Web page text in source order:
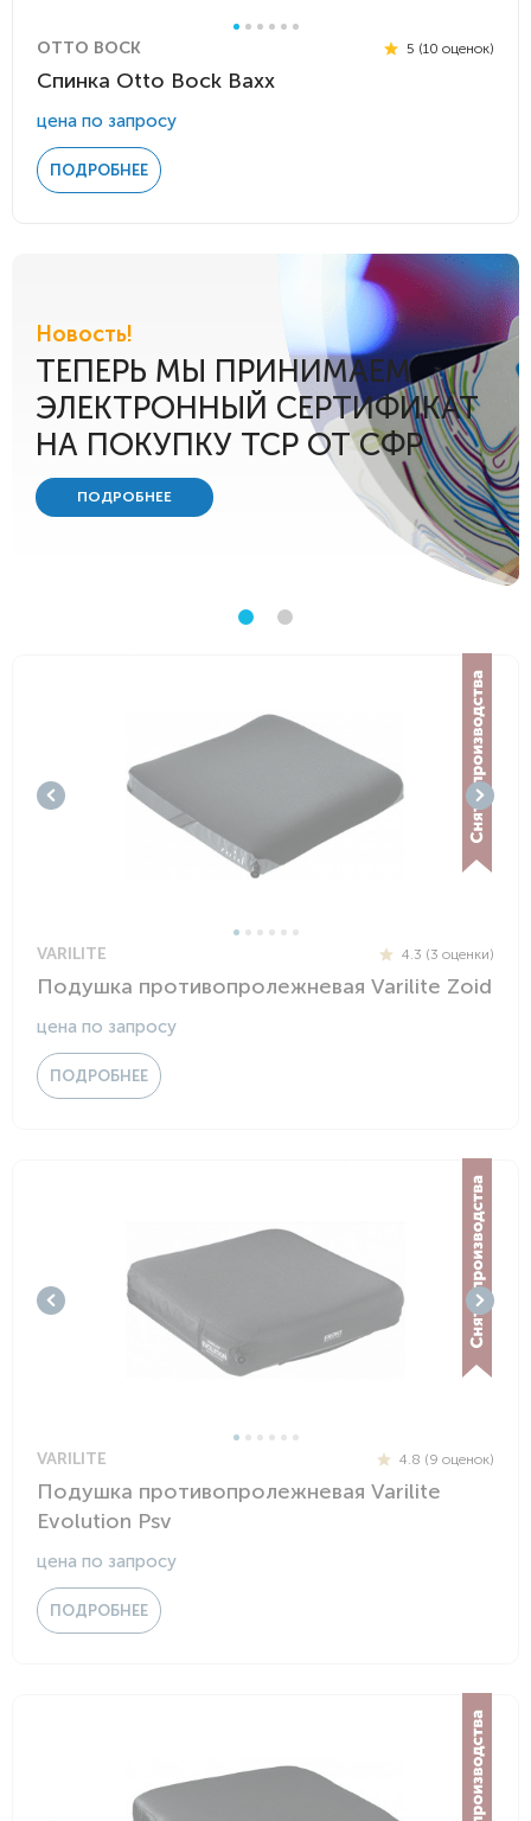
OTTO BOCK 5 (10 оценок)
Спинка Otto Bock Baxx
цена по запросу
ПОДРОБНЕЕ
Новость!
ТЕПЕРЬ МЫ ПРИНИМАЕМ
ЭЛЕКТРОННЫЙ СЕРТИФИКАТ
НА ПОКУПКУ ТСР ОТ СФР
ПОДРОБНЕЕ
VARILITE 4.3 (3 оценки)
Подушка противопролежневая Varilite Zoid
цена по запросу
ПОДРОБНЕЕ
VARILITE 4.8 (9 оценок)
Подушка противопролежневая Varilite
Evolution Psv
цена по запросу
ПОДРОБНЕЕ